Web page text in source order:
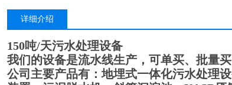
详细介绍
150吨/天污水处理设备
我们的设备是流水线生产，可单买、批量买
公司主要产品有：地埋式一体化污水处理